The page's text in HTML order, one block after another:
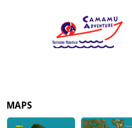
MAPS